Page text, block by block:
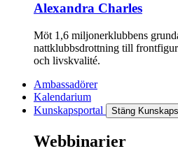
Alexandra Charles
Möt 1,6 miljonerklubbens
nattklubbsdrottning till
och livskvalité.
Ambassadörer
Kalendarium
Kunskapsportal
Stäng
Webbinarier